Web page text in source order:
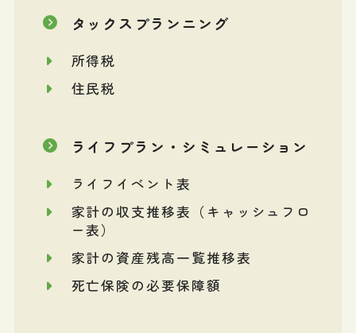
タックスプランニング
所得税
住民税
ライフプラン・シミュレーション
ライフイベント表
家計の収支推移表（キャッシュフロ
ー表）
家計の資産残高一覧推移表
死亡保険の必要保障額